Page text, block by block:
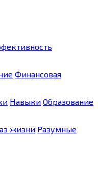
Финансовая
Навыки Образование
жизни Разумные